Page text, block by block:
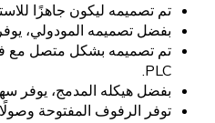
تم تصميمه ليكون جاهزًا
بفضل تصميمه المودولي،
تم تصميمه بشكل متصل مع
PLC.
بفضل هيكله المدمج، يوفر
توفر الرفوف المفتوحة